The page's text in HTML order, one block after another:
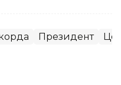
Президент